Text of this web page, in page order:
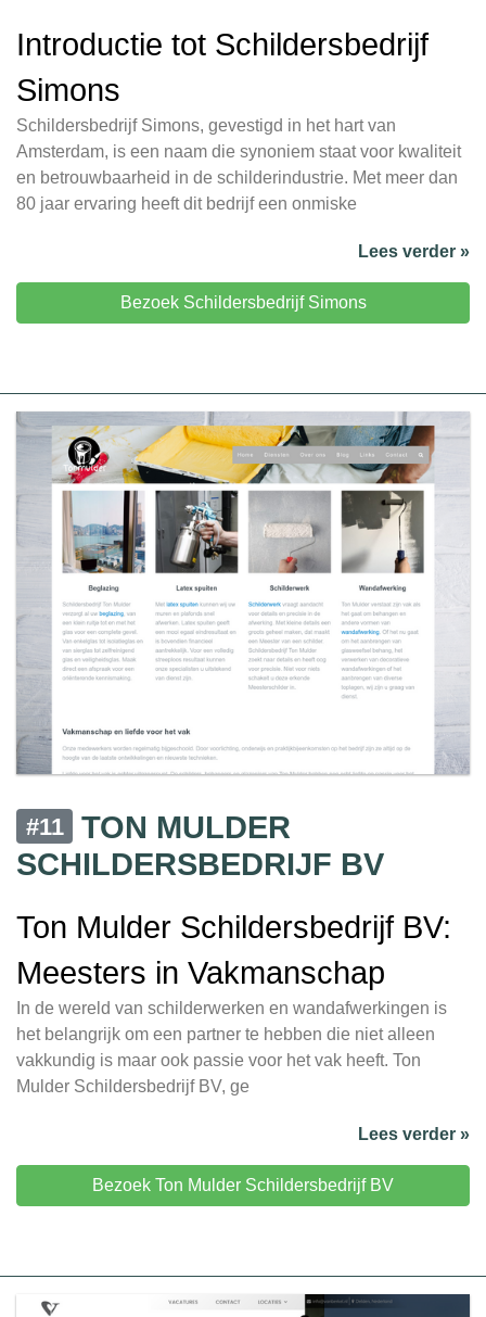
Introductie tot Schildersbedrijf
Simons
Schildersbedrijf Simons, gevestigd in het hart van
Amsterdam, is een naam die synoniem staat voor kwaliteit
en betrouwbaarheid in de schilderindustrie. Met meer dan
80 jaar ervaring heeft dit bedrijf een onmiske
Lees verder »
Bezoek Schildersbedrijf Simons
#11
TON MULDER
SCHILDERSBEDRIJF BV
Ton Mulder Schildersbedrijf BV:
Meesters in Vakmanschap
In de wereld van schilderwerken en wandafwerkingen is
het belangrijk om een partner te hebben die niet alleen
vakkundig is maar ook passie voor het vak heeft. Ton
Mulder Schildersbedrijf BV, ge
Lees verder »
Bezoek Ton Mulder Schildersbedrijf BV